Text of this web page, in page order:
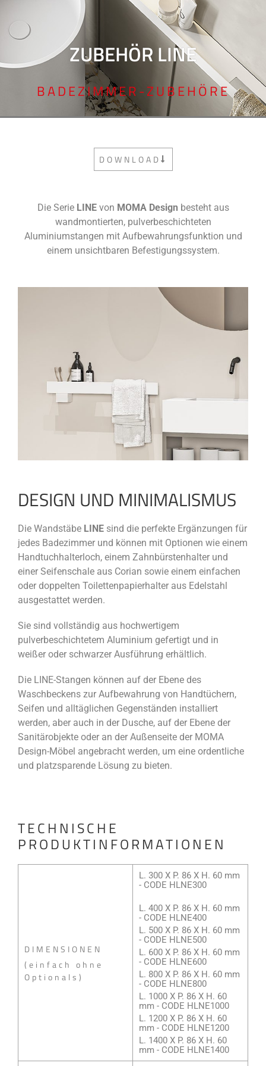
ZUBEHÖR LINE
BADEZIMMER-ZUBEHÖRE
DOWNLOAD
Die Serie LINEvon MOMA Design besteht aus
wandmontierten, pulverbeschichteten
Aluminiumstangen mit Aufbewahrungsfunktion und
einem unsichtbaren Befestigungssystem.
DESIGN UND MINIMALISMUS
Die Wandstäbe LINE sind die perfekte Ergänzungen für
jedes Badezimmer und können mit Optionen wie einem
Handtuchhalterloch, einem Zahnbürstenhalter und
einer Seifenschale aus Corian sowie einem einfachen
oder doppelten Toilettenpapierhalter aus Edelstahl
ausgestattet werden.
Sie sind vollständig aus hochwertigem
pulverbeschichtetem Aluminium gefertigt und in
weißer oder schwarzer Ausführung erhältlich.
Die LINE-Stangen können auf der Ebene des
Waschbeckens zur Aufbewahrung von Handtüchern,
Seifen und alltäglichen Gegenständen installiert
werden, aber auch in der Dusche, auf der Ebene der
Sanitärobjekte oder an der Außenseite der MOMA
Design-Möbel angebracht werden, um eine ordentliche
und platzsparende Lösung zu bieten.
TECHNISCHE
PRODUKTINFORMATIONEN
DIMENSIONEN
(einfach ohne
Optionals)
L. 300 X P. 86 X H. 60 mm
- CODE HLNE300
L. 400 X P. 86 X H. 60 mm
- CODE HLNE400
L. 500 X P. 86 X H. 60 mm
- CODE HLNE500
L. 600 X P. 86 X H. 60 mm
- CODE HLNE600
L. 800 X P. 86 X H. 60 mm
- CODE HLNE800
L. 1000 X P. 86 X H. 60
mm - CODE HLNE1000
L. 1200 X P. 86 X H. 60
mm - CODE HLNE1200
L. 1400 X P. 86 X H. 60
mm - CODE HLNE1400